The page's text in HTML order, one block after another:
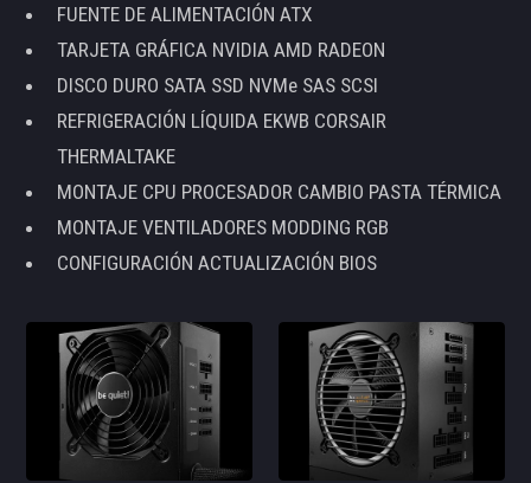
FUENTE DE ALIMENTACIÓN ATX
TARJETA GRÁFICA NVIDIA AMD RADEON
DISCO DURO SATA SSD NVMe SAS SCSI
REFRIGERACIÓN LÍQUIDA EKWB CORSAIR
THERMALTAKE
MONTAJE CPU PROCESADOR CAMBIO PASTA TÉRMICA
MONTAJE VENTILADORES MODDING RGB
CONFIGURACIÓN ACTUALIZACIÓN BIOS